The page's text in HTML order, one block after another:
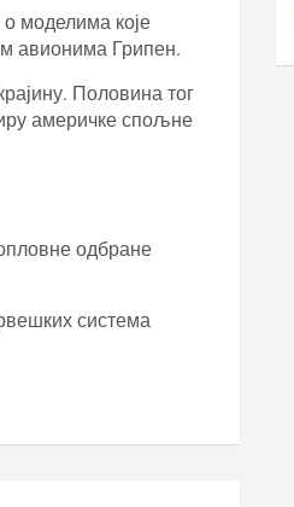
о моделима које
авионима Грипен.
Половина тог
америчке спољне
одбране
система